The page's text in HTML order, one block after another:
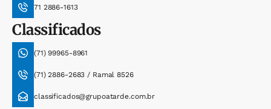
71 2886-1613
Classificados
(71) 99965-8961
(71) 2886-2683 / Ramal 8526
classificados@grupoatarde.com.br